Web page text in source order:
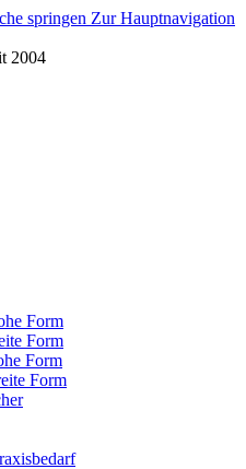
springen Zur Hauptnavigation
2004
Form
Form
Form
Form